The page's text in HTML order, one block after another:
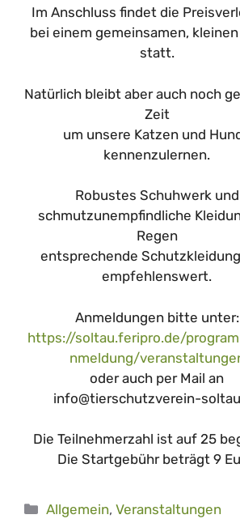
Im Anschluss findet die
bei einem gemeinsamen,
statt.
Natürlich bleibt aber auch noch
Zeit
um unsere Katzen und
kennenzulernen.
Robustes Schuhwerk und
schmutzunempfindliche
Regen
entsprechende
empfehlenswert.
Anmeldungen bitte unter:
https://soltau.feripro.de/
nmeldung/
oder auch per Mail an
info@tierschutzverein-
Die Teilnehmerzahl ist auf 25
Die Startgebühr beträgt 9
Kategorien
Allgemein,Veranstaltungen